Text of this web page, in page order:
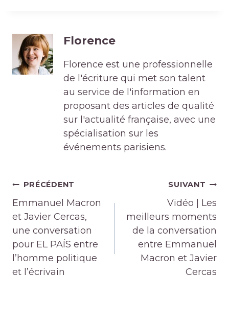
Florence
Florence est une professionnelle
de l'écriture qui met son talent
au service de l'information en
proposant des articles de qualité
sur l'actualité française, avec une
spécialisation sur les
événements parisiens.
Navigation
de
l’article
PRÉCÉDENT
Emmanuel Macron
et Javier Cercas,
une conversation
pour EL PAÍS entre
l’homme politique
et l’écrivain
SUIVANT
Vidéo | Les
meilleurs moments
de la conversation
entre Emmanuel
Macron et Javier
Cercas